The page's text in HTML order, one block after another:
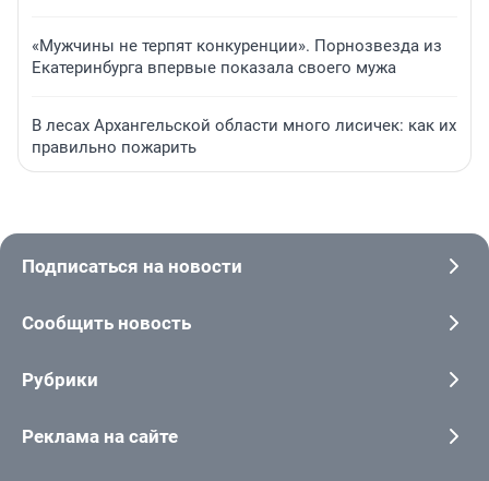
«Мужчины не терпят конкуренции». Порнозвезда из
Екатеринбурга впервые показала своего мужа
В лесах Архангельской области много лисичек: как их
правильно пожарить
Подписаться на новости
Сообщить новость
Рубрики
Реклама на сайте